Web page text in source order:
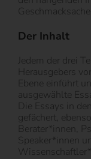
Geschmacksache.
Der Inhalt
Jedem der drei
Herausgebers
Ebene einführt
ausgewählte
Die Essays in
gefächert,
Berater*innen,
Speaker*innen